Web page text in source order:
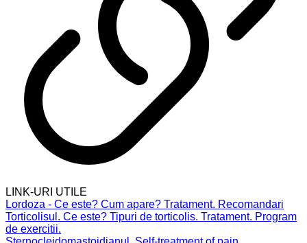
LINK-URI UTILE
Lordoza - Ce este? Cum apare? Tratament. Recomandari
Torticolisul. Ce este? Tipuri de torticolis. Tratament. Program
de exercitii.